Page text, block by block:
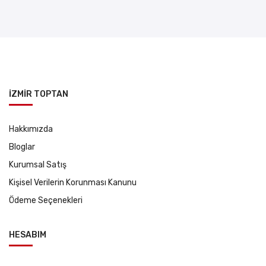
İZMİR TOPTAN
Hakkımızda
Bloglar
Kurumsal Satış
Kişisel Verilerin Korunması Kanunu
Ödeme Seçenekleri
HESABIM